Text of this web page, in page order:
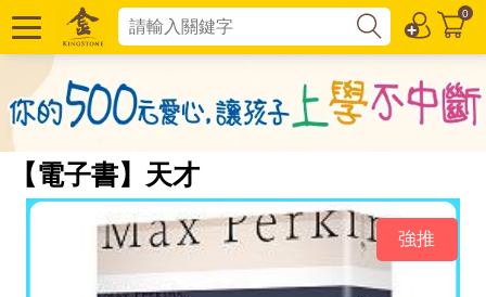
0
【電子書】天才
強推